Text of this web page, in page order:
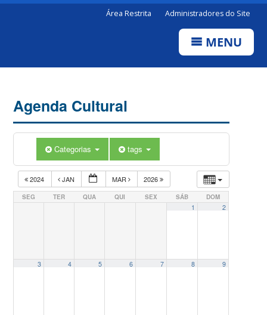
Área Restrita Administradores do Site
MENU
Agenda Cultural
Categorias tags
2024 JAN MAR 2026
SEG TER QUA QUI SEX SÁB DOM
1 2
3 4 5 6 7 8 9